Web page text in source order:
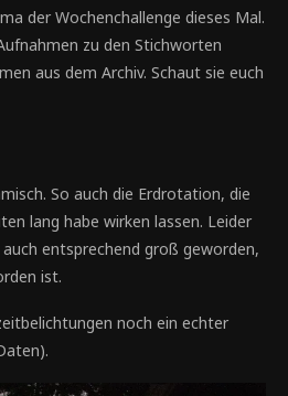
der Wochenchallenge dieses Mal.
zu den Stichworten
aus dem Archiv. Schaut sie euch
So auch die Erdrotation, die
lang habe wirken lassen. Leider
entsprechend groß geworden,
ist.
noch ein echter